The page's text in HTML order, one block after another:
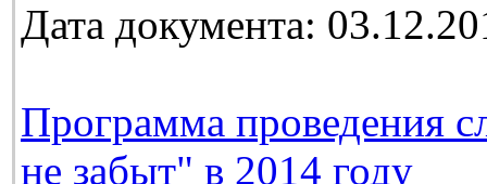
Дата документа:
Программа проведения
не забыт" в 2014 году